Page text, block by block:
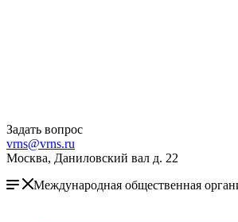
Задать вопрос
vrns@vrns.ru
Москва, Даниловский вал д. 22
Международная общественная